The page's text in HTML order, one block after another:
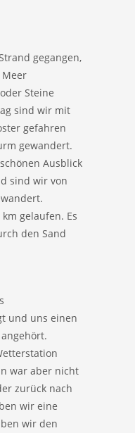
gegangen,
Steine
sind wir mit
gefahren
gewandert.
Ausblick
sind wir von
gelaufen. Es
den Sand
und uns einen
war aber nicht
zurück nach
wir eine
wir den